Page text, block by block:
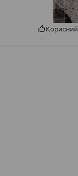
Корисний